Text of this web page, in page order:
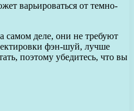
варьироваться от темно-
самом деле, они не требуют
фэн-шуй, лучше
поэтому убедитесь, что вы